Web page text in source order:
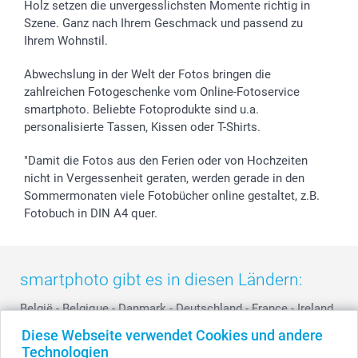
Diese Webseite verwendet Cookies und andere
Technologien
Geschenk-Gutscheine (PDF)
Partnerprogramme
Investor Relations
Widerrufsrecht
Hochzeit
Geburtstag
Zu allen Anlässen
72h Lieferung
Zahlungsmöglichkeiten
Status der Bestellung
smartfriends
smartgarantie
smartbonus
Holz setzen die unvergesslichsten Momente richtig in
Szene. Ganz nach Ihrem Geschmack und passend zu
Ihrem Wohnstil.
Abwechslung in der Welt der Fotos bringen die
zahlreichen Fotogeschenke vom Online-Fotoservice
smartphoto. Beliebte Fotoprodukte sind u.a.
personalisierte Tassen, Kissen oder T-Shirts.
"Damit die Fotos aus den Ferien oder von Hochzeiten
nicht in Vergessenheit geraten, werden gerade in den
Sommermonaten viele Fotobücher online gestaltet, z.B.
Fotobuch in DIN A4 quer.
smartphoto gibt es in diesen Ländern:
België - Belgique - Danmark - Deutschland - France - Ireland
- Nederland - Norge - Österreich - Schweiz Suisse -
Switzerland - Suomi